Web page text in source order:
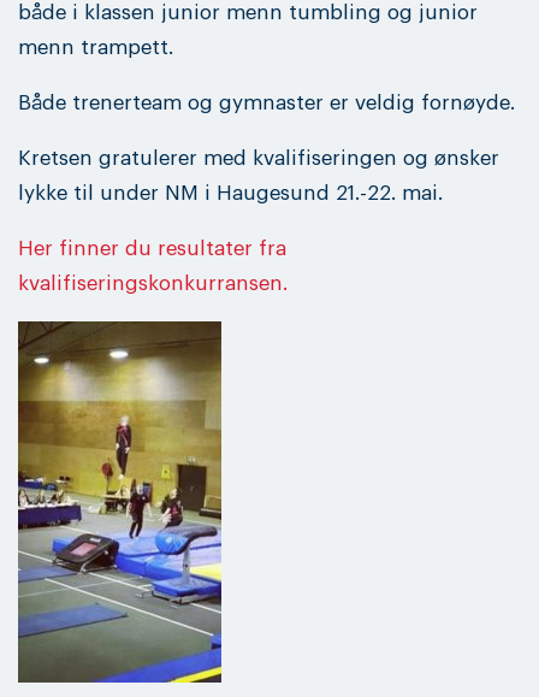
både i klassen junior menn tumbling og junior
menn trampett.
Både trenerteam og gymnaster er veldig fornøyde.
Kretsen gratulerer med kvalifiseringen og ønsker
lykke til under NM i Haugesund 21.-22. mai.
Her finner du resultater fra
kvalifiseringskonkurransen.